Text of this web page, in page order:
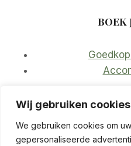
Wij gebruiken cookies
We gebruiken cookies om
gepersonaliseerde
BOEK